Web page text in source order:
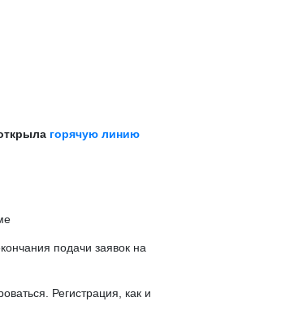
горячую линию
подачи заявок на
Регистрация, как и